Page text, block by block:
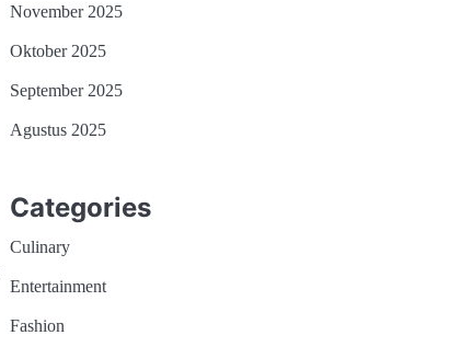
November 2025
Oktober 2025
September 2025
Agustus 2025
Categories
Culinary
Entertainment
Fashion